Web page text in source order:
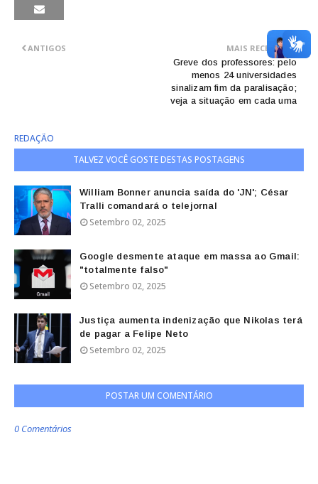
MAIS RECENTES
Greve dos professores: pelo
menos 24 universidades
sinalizam fim da paralisação;
veja a situação em cada uma
ANTIGOS
REDAÇÃO
TALVEZ VOCÊ GOSTE DESTAS POSTAGENS
William Bonner anuncia saída do 'JN'; César
Tralli comandará o telejornal
Setembro 02, 2025
Google desmente ataque em massa ao Gmail:
"totalmente falso"
Setembro 02, 2025
Justiça aumenta indenização que Nikolas terá
de pagar a Felipe Neto
Setembro 02, 2025
POSTAR UM COMENTÁRIO
0 Comentários